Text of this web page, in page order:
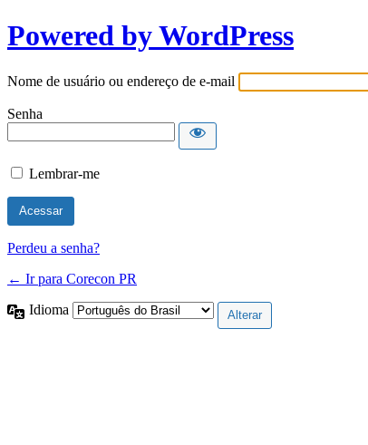
Powered by WordPress
Nome de usuário ou endereço de e-mail
Senha
Lembrar-me
Perdeu a senha?
← Ir para Corecon PR
Idioma